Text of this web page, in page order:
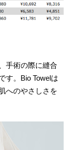
手術の際に縫合
す。Bio Towelは
へのやさしさを